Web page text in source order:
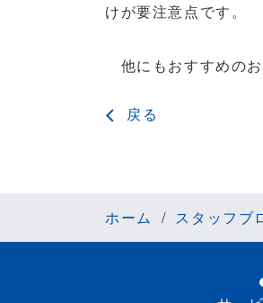
けが要注意点です。
他にもおすすめのお
戻る
ホーム スタッフブ